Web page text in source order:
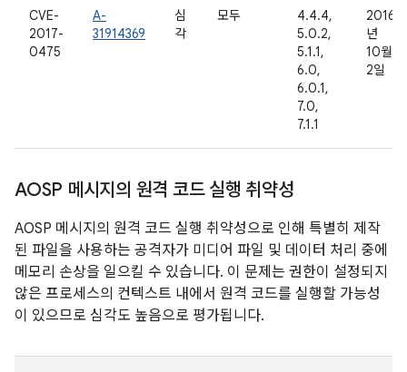
CVE-
2017-
0475
A-
31914369
심
각
모두
4.4.4,
5.0.2,
5.1.1,
6.0,
6.0.1,
7.0,
7.1.1
2016
년
10월
2일
AOSP 메시지의 원격 코드 실행 취약성
AOSP 메시지의 원격 코드 실행 취약성으로 인해 특별히 제작
된 파일을 사용하는 공격자가 미디어 파일 및 데이터 처리 중에
메모리 손상을 일으킬 수 있습니다. 이 문제는 권한이 설정되지
않은 프로세스의 컨텍스트 내에서 원격 코드를 실행할 가능성
이 있으므로 심각도 높음으로 평가됩니다.